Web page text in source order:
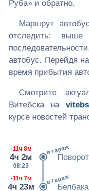
Руба» и обратно.
Маршрут
отследить:
автобус. Перейдя
время прибытия
Смотрите
Витебска на
курсе новостей
-11ч 8м
4ч 2м
08:23
в гараж
-11ч 7м
4ч 23м
в гараж